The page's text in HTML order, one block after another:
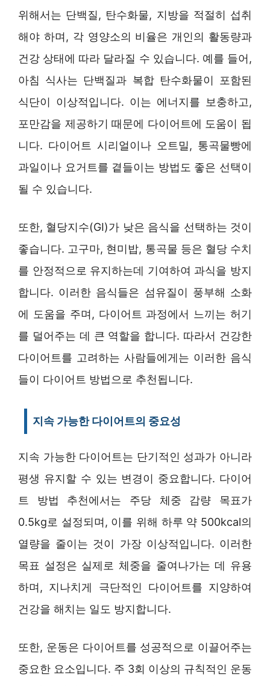
위해서는 단백질, 탄수화물, 지방을 적절히 섭취
해야 하며, 각 영양소의 비율은 개인의 활동량과
건강 상태에 따라 달라질 수 있습니다. 예를 들어,
아침 식사는 단백질과 복합 탄수화물이 포함된
식단이 이상적입니다. 이는 에너지를 보충하고,
포만감을 제공하기 때문에 다이어트에 도움이 됩
니다. 다이어트 시리얼이나 오트밀, 통곡물빵에
과일이나 요거트를 곁들이는 방법도 좋은 선택이
될 수 있습니다.
또한, 혈당지수(GI)가 낮은 음식을 선택하는 것이
좋습니다. 고구마, 현미밥, 통곡물 등은 혈당 수치
를 안정적으로 유지하는데 기여하여 과식을 방지
합니다. 이러한 음식들은 섬유질이 풍부해 소화
에 도움을 주며, 다이어트 과정에서 느끼는 허기
를 덜어주는 데 큰 역할을 합니다. 따라서 건강한
다이어트를 고려하는 사람들에게는 이러한 음식
들이 다이어트 방법으로 추천됩니다.
지속 가능한 다이어트의 중요성
지속 가능한 다이어트는 단기적인 성과가 아니라
평생 유지할 수 있는 변경이 중요합니다. 다이어
트 방법 추천에서는 주당 체중 감량 목표가
0.5kg로 설정되며, 이를 위해 하루 약 500kcal의
열량을 줄이는 것이 가장 이상적입니다. 이러한
목표 설정은 실제로 체중을 줄여나가는 데 유용
하며, 지나치게 극단적인 다이어트를 지양하여
건강을 해치는 일도 방지합니다.
또한, 운동은 다이어트를 성공적으로 이끌어주는
중요한 요소입니다. 주 3회 이상의 규칙적인 운동